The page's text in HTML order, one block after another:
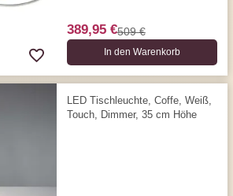
389,95 €509 €
In den Warenkorb
LED Tischleuchte, Coffe, Weiß,
Touch, Dimmer, 35 cm Höhe